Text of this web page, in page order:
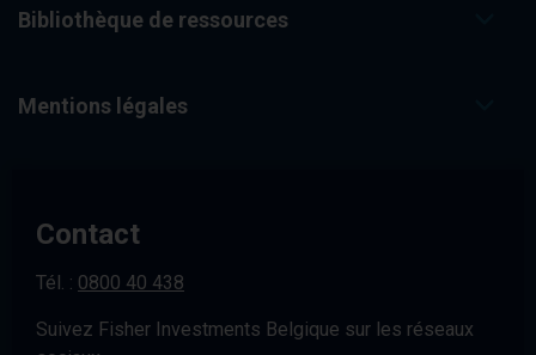
Bibliothèque de ressources
Mentions légales
Contact
Tél. : 0800 40 438
Suivez Fisher Investments Belgique sur les réseaux